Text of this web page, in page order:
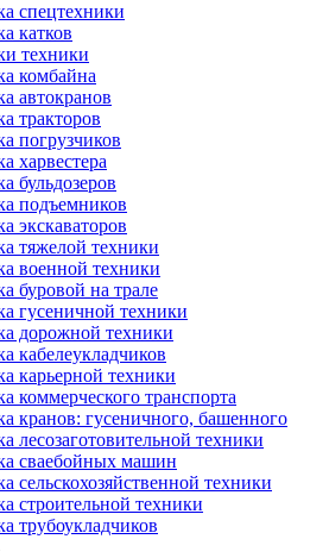
спецтехники
катков
техники
комбайна
автокранов
тракторов
погрузчиков
харвестера
бульдозеров
подъемников
экскаваторов
тяжелой техники
военной техники
буровой на трале
гусеничной техники
дорожной техники
кабелеукладчиков
карьерной техники
коммерческого транспорта
кранов: гусеничного, башенного
лесозаготовительной техники
сваебойных машин
сельскохозяйственной техники
строительной техники
трубоукладчиков